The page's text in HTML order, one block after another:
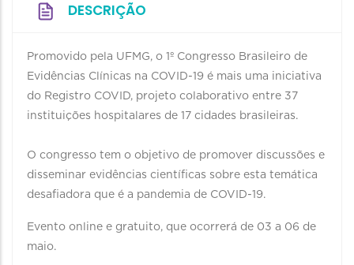
DESCRIÇÃO
Promovido pela UFMG, o 1º Congresso Brasileiro de
Evidências Clínicas na COVID-19 é mais uma iniciativa
do Registro COVID, projeto colaborativo entre 37
instituições hospitalares de 17 cidades brasileiras.
O congresso tem o objetivo de promover discussões e
disseminar evidências científicas sobre esta temática
desafiadora que é a pandemia de COVID-19.
Evento online e gratuito, que ocorrerá de 03 a 06 de
maio.